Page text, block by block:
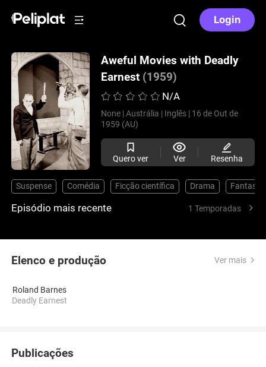
Login
Aweful Movies with Deadly
Earnest (1959)
N/A
None | Austrália | Inglês | 16 de Out de
1959 (AU)
Quero ver Ver Resenha
Suspense Comédia Ficção científica Drama Fantasia
Episódio mais recente 1 Temporadas
Elenco e produção Ver mais
Roland Barnes
Deadly Earnest
Publicações